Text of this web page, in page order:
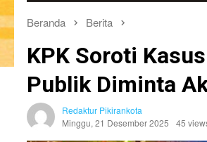
Beranda Berita
KPK Soroti
Publik Diminta
Redaktur Pikirankota
Minggu, 21 Desember 2025
45